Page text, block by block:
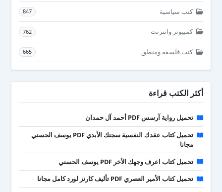
كتب سياسية 847
كمبيوتر وانترنت 762
كتب فلسفة ومنطق 665
أكثر الكتب قراءة
تحميل رواية آرسس PDF أحمد آل حمدان
تحميل كتاب عقدك النفسية سجنك الأبدي PDF يوسف الحسني
مجانا
تحميل كتاب اعرف وجهك الأخر PDF يوسف الحسني
تحميل كتاب الأمير العصري PDF تأليف كارنز لورد كامل مجانا